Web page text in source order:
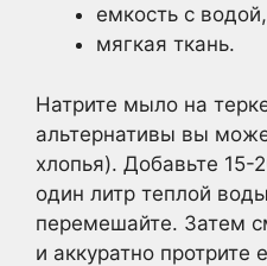
емкость с водой,
мягкая ткань.
Натрите мыло на
альтернативы вы
хлопья). Добавьте
один литр теплой
перемешайте. Затем
и аккуратно